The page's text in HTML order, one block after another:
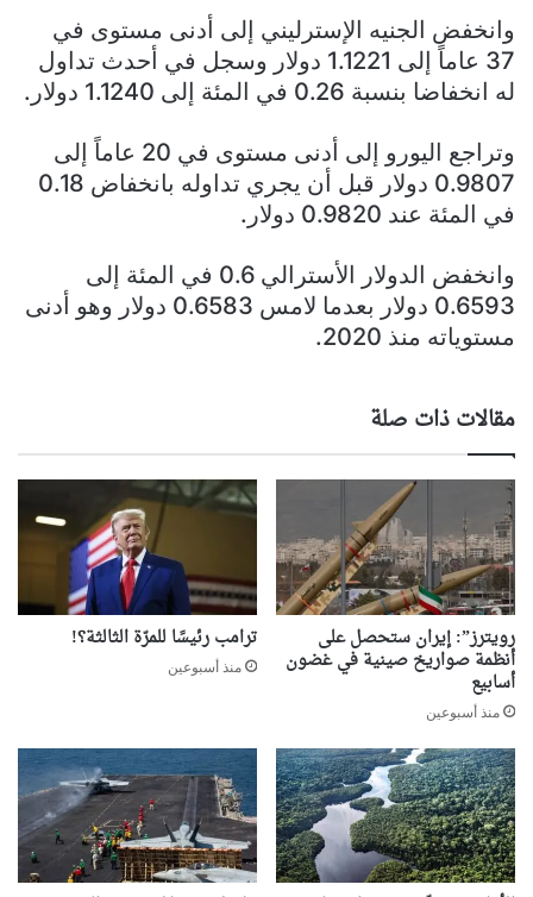
وانخفض الجنيه الإسترليني إلى أدنى مستوى في
37 عاماً إلى 1.1221 دولار وسجل في أحدث تداول
له انخفاضا بنسبة 0.26 في المئة إلى 1.1240 دولار.
وتراجع اليورو إلى أدنى مستوى في 20 عاماً إلى
0.9807 دولار قبل أن يجري تداوله بانخفاض 0.18
في المئة عند 0.9820 دولار.
وانخفض الدولار الأسترالي 0.6 في المئة إلى
0.6593 دولار بعدما لامس 0.6583 دولار وهو أدنى
مستوياته منذ 2020.
مقالات ذات صلة
رويترز”: إيران ستحصل على
أنظمة صواريخ صينية في غضون
أسابيع
منذ أسبوعين
ترامب رئيسًا للمرّة الثالثة؟!
منذ أسبوعين